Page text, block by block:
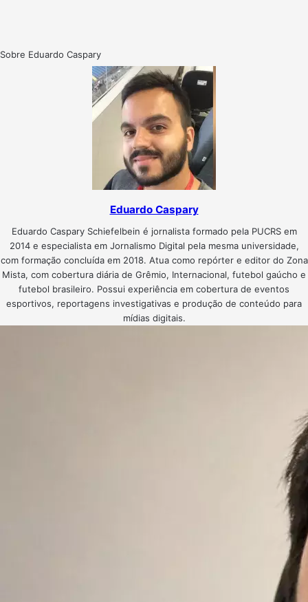
Sobre Eduardo Caspary
Eduardo Caspary
Eduardo Caspary Schiefelbein é jornalista formado pela PUCRS em
2014 e especialista em Jornalismo Digital pela mesma universidade,
com formação concluída em 2018. Atua como repórter e editor do Zona
Mista, com cobertura diária de Grêmio, Internacional, futebol gaúcho e
futebol brasileiro. Possui experiência em cobertura de eventos
esportivos, reportagens investigativas e produção de conteúdo para
mídias digitais.